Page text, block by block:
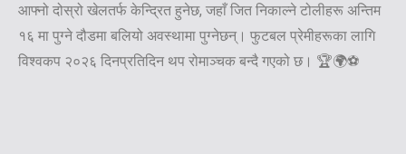
आफ्नो दोस्रो खेलतर्फ केन्द्रित हुनेछ, जहाँ जित निकाल्ने टोलीहरू अन्तिम
१६ मा पुग्ने दौडमा बलियो अवस्थामा पुग्नेछन्। फुटबल प्रेमीहरूका लागि
विश्वकप २०२६ दिनप्रतिदिन थप रोमाञ्चक बन्दै गएको छ। 🏆🌍⚽️